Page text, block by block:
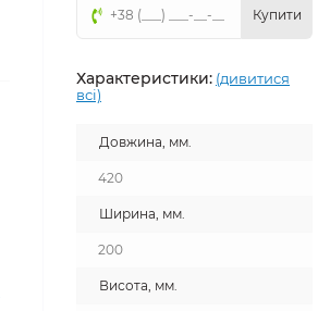
Купити
Характеристики: (дивитися
всі)
Довжина, мм.
420
Ширина, мм.
200
Висота, мм.